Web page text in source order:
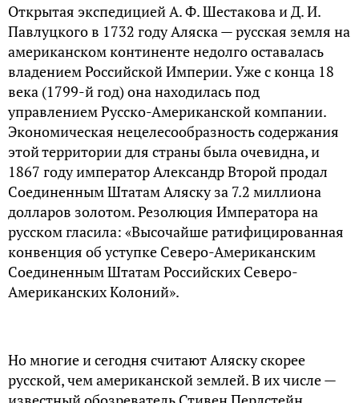
Открытая экспедицией А. Ф. Шестакова и Д. И.
Павлуцкого в 1732 году Аляска — русская земля на
американском континенте недолго оставалась
владением Российской Империи. Уже с конца 18
века (1799-й год) она находилась под
управлением Русско-Американской компании.
Экономическая нецелесообразность содержания
этой территории для страны была очевидна, и
1867 году император Александр Второй продал
Соединенным Штатам Аляску за 7.2 миллиона
долларов золотом. Резолюция Императора на
русском гласила: «Высочайше ратифицированная
конвенция об уступке Северо-Американским
Соединенным Штатам Российских Северо-
Американских Колоний».
Но многие и сегодня считают Аляску скорее
русской, чем американской землей. В их числе —